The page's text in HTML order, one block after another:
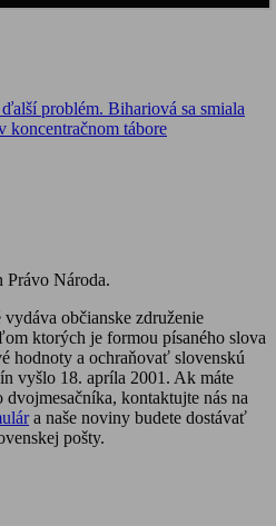
problém. Bihariová sa smiala
tábore
Právo Národa.
občianske združenie
ktorých je formou písaného slova
hodnoty a ochraňovať slovenskú
vyšlo 18. apríla 2001. Ak máte
kontaktujte nás na
a naše noviny budete dostávať
pošty.